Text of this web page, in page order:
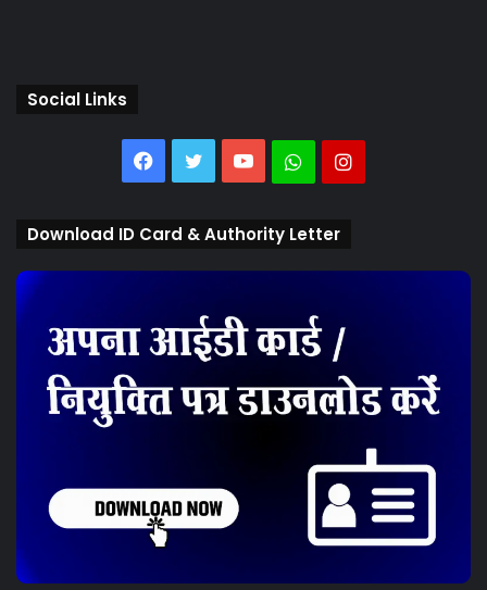
Social Links
Facebook
TwitterYouTubeWhatsappInstagram
Download ID Card & Authority Letter